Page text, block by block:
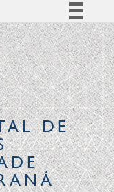
BR
Participe
à informação
Legislação
CanaisDE